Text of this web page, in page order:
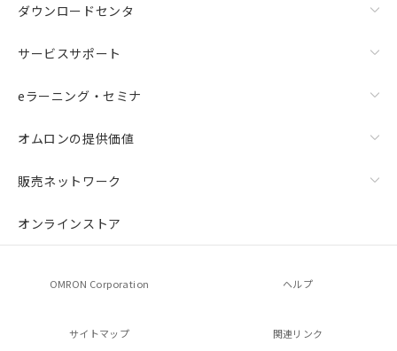
ダウンロードセンタ
サービスサポート
eラーニング・セミナ
オムロンの提供価値
販売ネットワーク
オンラインストア
OMRON Corporation ヘルプ
サイトマップ 関連リンク